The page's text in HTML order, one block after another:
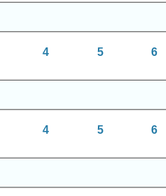
4 5 6
4 5 6